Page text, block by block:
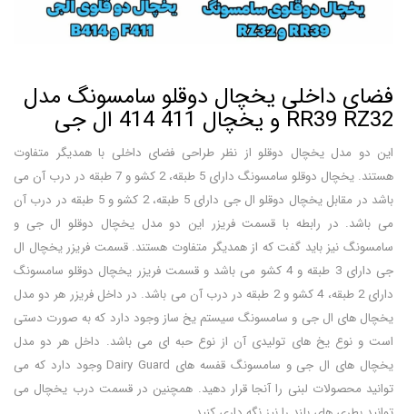
فضای داخلی یخچال دوقلو سامسونگ مدل
RR39 RZ32 و یخچال 411 414 ال جی
این دو مدل یخچال دوقلو از نظر طراحی فضای داخلی با همدیگر متفاوت
هستند. یخچال دوقلو سامسونگ دارای 5 طبقه، 2 کشو و 7 طبقه در درب آن می
باشد در مقابل یخچال دوقلو ال جی دارای 5 طبقه، 2 کشو و 5 طبقه در درب آن
می باشد. در رابطه با قسمت فریزر این دو مدل یخچال دوقلو ال جی و
سامسونگ نیز باید گفت که از همدیگر متفاوت هستند. قسمت فریزر یخچال ال
جی دارای 3 طبقه و 4 کشو می باشد و قسمت فریزر یخچال دوقلو سامسونگ
دارای 2 طبقه، 4 کشو و 2 طبقه در درب آن می باشد. در داخل فریزر هر دو مدل
یخچال های ال جی و سامسونگ سیستم یخ ساز وجود دارد که به صورت دستی
است و نوع یخ های تولیدی آن از نوع حبه ای می باشد. داخل هر دو مدل
یخچال های ال جی و سامسونگ قفسه های Dairy Guard وجود دارد که می
توانید محصولات لبنی را آنجا قرار دهید. همچنین در قسمت درب یخچال می